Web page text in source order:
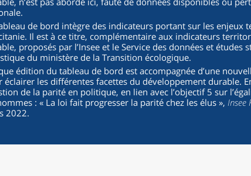
de bord intègre des indicateurs portant sur les enjeux
Il est à ce titre, complémentaire aux indicateurs
proposés par l’Insee et le Service des données et études
du ministère de la Transition écologique.
édition du tableau de bord est accompagnée d’une
éclairer les différentes facettes du développement durable.
de la parité en politique, en lien avec l’objectif 5 sur
: « La loi fait progresser la parité chez les élus », Insee
2022.